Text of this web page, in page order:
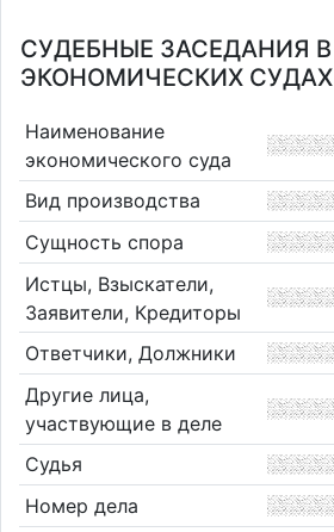
СУДЕБНЫЕ ЗАСЕДАНИЯ В
ЭКОНОМИЧЕСКИХ СУДАХ
Наименование
экономического суда
Вид производства
Сущность спора
Истцы, Взыскатели,
Заявители, Кредиторы
Ответчики, Должники
Другие лица,
участвующие в деле
Судья
Номер дела